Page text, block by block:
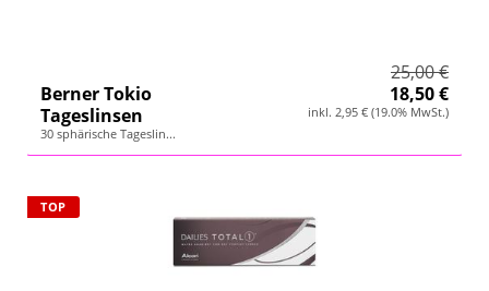
25,00 €
Berner Tokio
Tageslinsen
30 sphärische Tageslin...
18,50 €
inkl. 2,95 € (19.0% MwSt.)
TOP